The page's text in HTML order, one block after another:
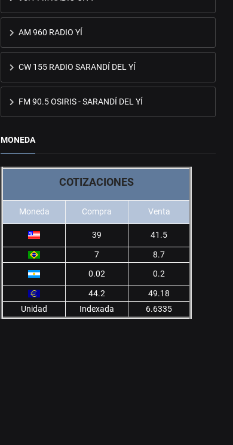
AM 960 RADIO YÍ
CW 155 RADIO SARANDÍ DEL YÍ
FM 90.5 OSIRIS - SARANDÍ DEL YÍ
MONEDA
COTIZACIONES
Moneda Compra Venta
39 41.5
7
8.7
0.02
0.2
44.2
49.18
Unidad
Indexada 6.6335